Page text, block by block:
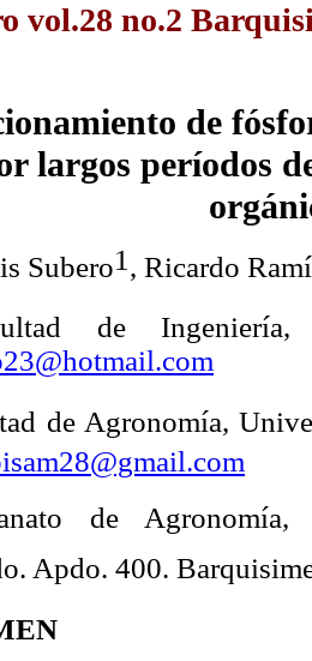
vol.28 no.2
de
largos períodos
Subero1, Ricardo
de
de Agronomía,
de Agronomía,
Apdo. 400.